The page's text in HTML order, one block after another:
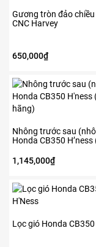
Gương tròn đảo
CNC Harvey
650,000₫
Nhông trước sau
Honda CB350 H’ness
1,145,000₫
Lọc gió Honda CB350